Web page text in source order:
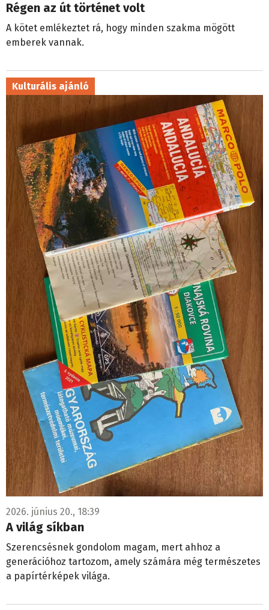
Régen az út történet volt
A kötet emlékeztet rá, hogy minden szakma mögött
emberek vannak.
Kulturális ajánló
2026. június 20., 18:39
A világ síkban
Szerencsésnek gondolom magam, mert ahhoz a
generációhoz tartozom, amely számára még természetes
a papírtérképek világa.